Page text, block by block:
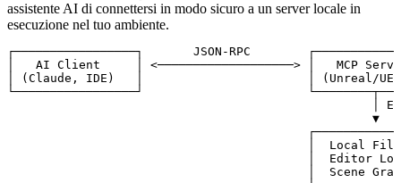
assistente AI di connettersi in modo sicuro a un server locale in
esecuzione nel tuo ambiente.
┌─────────────────┐       JSON-RPC
│   AI Client     │ <───────────────────> │   MCP
│ (Claude, IDE)   │                       │ (Unreal/
└─────────────────┘
│
                                                   ▼
│  Local
│  Editor
│  Scene